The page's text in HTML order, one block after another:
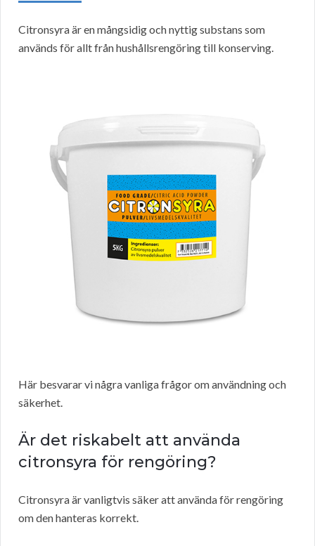
Citronsyra är en mångsidig och nyttig substans som
används för allt från hushållsrengöring till konserving.
Här besvarar vi några vanliga frågor om användning och
säkerhet.
Är det riskabelt att använda
citronsyra för rengöring?
Citronsyra är vanligtvis säker att använda för rengöring
om den hanteras korrekt.